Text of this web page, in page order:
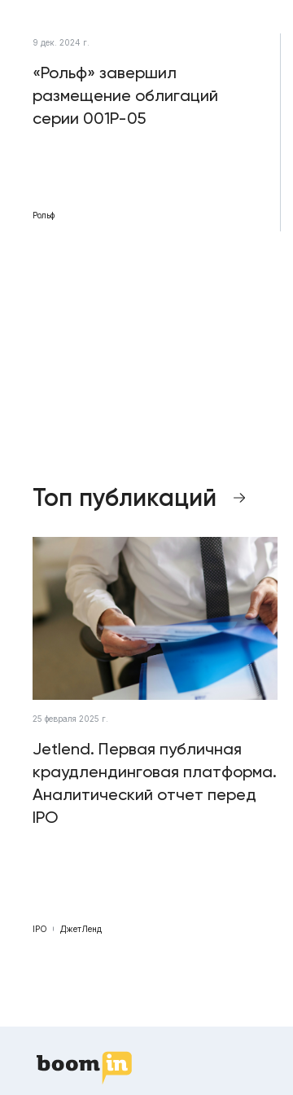
9 дек. 2024 г.
«Рольф» завершил
размещение облигаций
серии 001Р-05
Рольф
Топ публикаций
25 февраля 2025 г.
Jetlend. Первая публичная
краудлендинговая платформа.
Аналитический отчет перед
IPO
IPO ДжетЛенд